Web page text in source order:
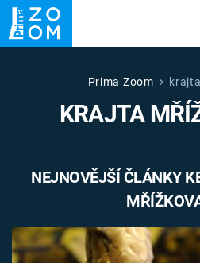
ZRÁDCI UFO
VETŘELCI DÁVNOVĚKU
Témata
Prima Zoom
KRAJTA
NEJNOVĚJŠÍ ČLÁNKY